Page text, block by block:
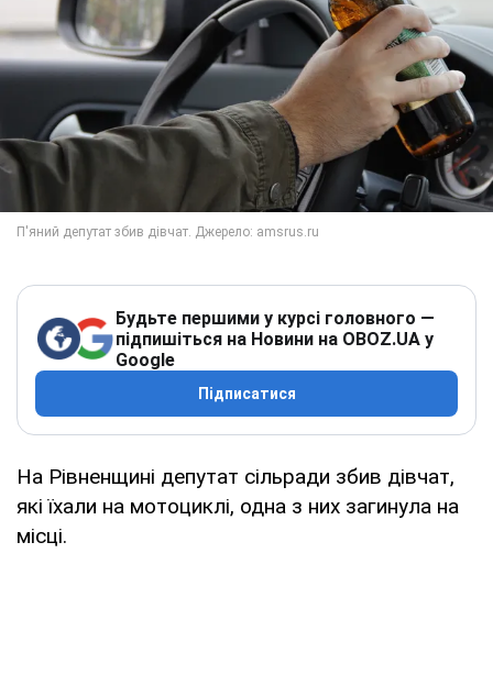
Будьте першими у курсі головного —
підпишіться на Новини на OBOZ.UA у
Google
Підписатися
На Рівненщині депутат сільради збив дівчат,
які їхали на мотоциклі, одна з них загинула на
місці.